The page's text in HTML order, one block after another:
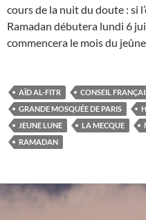
cours de la nuit du doute : si
Ramadan débutera lundi 6
commencera le mois du
AÏD AL-FITR
CONSEIL
GRANDE MOSQUÉE DE PARIS
JEUNE LUNE
LA MECQUE
RAMADAN